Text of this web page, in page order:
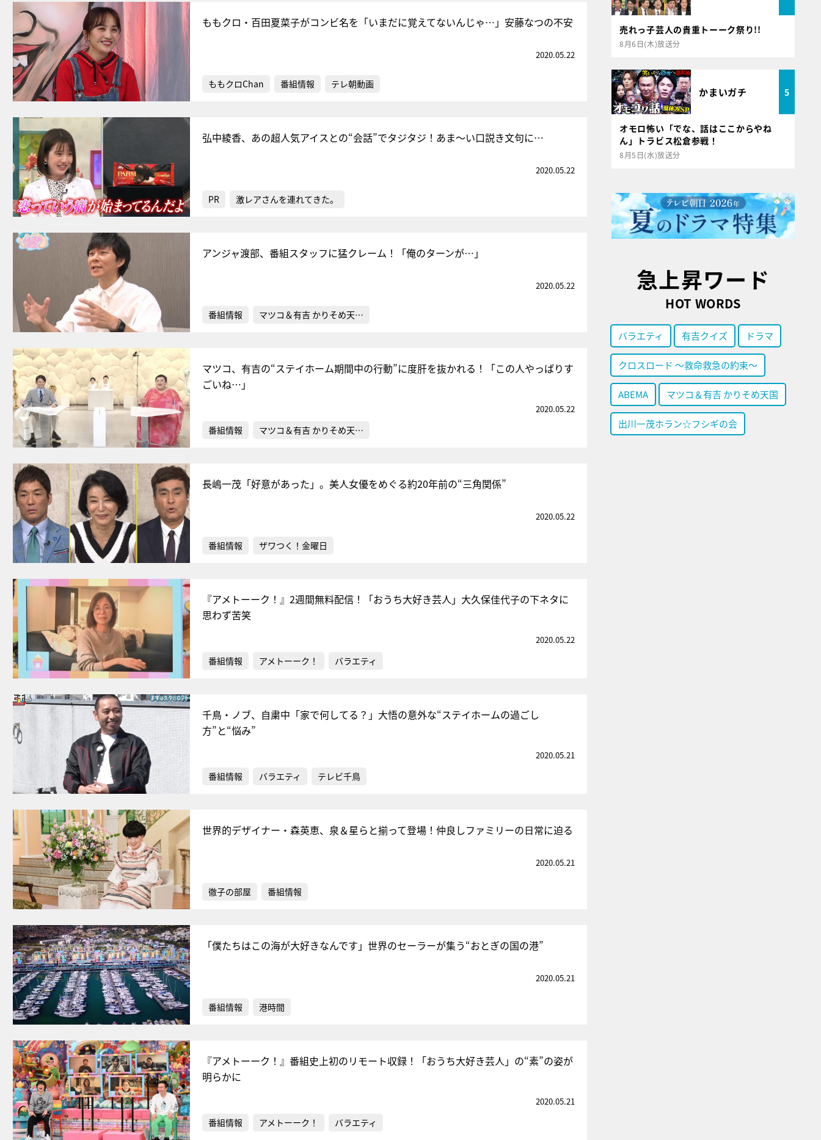
ももクロ・百田夏菜子がコンビ名を「いまだに覚えてないんじゃ…」安藤なつの不安
2020.05.22
ももクロChan 番組情報 テレ朝動画
弘中綾香、あの超人気アイスとの“会話”でタジタジ！あま～い口説き文句に…
2020.05.22
PR 激レアさんを連れてきた。
アンジャ渡部、番組スタッフに猛クレーム！「俺のターンが…」
2020.05.22
番組情報 マツコ＆有吉 かりそめ天…
マツコ、有吉の“ステイホーム期間中の行動”に度肝を抜かれる！「この人やっぱりす
ごいね…」
2020.05.22
番組情報 マツコ＆有吉 かりそめ天…
長嶋一茂「好意があった」。美人女優をめぐる約20年前の“三角関係”
2020.05.22
番組情報 ザワつく！金曜日
『アメトーーク！』2週間無料配信！「おうち大好き芸人」大久保佳代子の下ネタに
思わず苦笑
2020.05.22
番組情報 アメトーーク！ バラエティ
千鳥・ノブ、自粛中「家で何してる？」大悟の意外な“ステイホームの過ごし
方”と“悩み”
2020.05.21
番組情報 バラエティ テレビ千鳥
世界的デザイナー・森英恵、泉＆星らと揃って登場！仲良しファミリーの日常に迫る
2020.05.21
徹子の部屋 番組情報
「僕たちはこの海が大好きなんです」世界のセーラーが集う“おとぎの国の港”
2020.05.21
番組情報 港時間
『アメトーーク！』番組史上初のリモート収録！「おうち大好き芸人」の“素”の姿が
明らかに
2020.05.21
番組情報 アメトーーク！ バラエティ
売れっ子芸人の貴重トーーク祭り!!
8月6日(木)放送分
かまいガチ 5
オモロ怖い「でな、話はここからやね
ん」トラビス松倉参戦！
8月5日(水)放送分
急上昇ワード
HOT WORDS
バラエティ 有吉クイズ ドラマ
クロスロード ～救命救急の約束～
ABEMA マツコ＆有吉 かりそめ天国
出川一茂ホラン☆フシギの会